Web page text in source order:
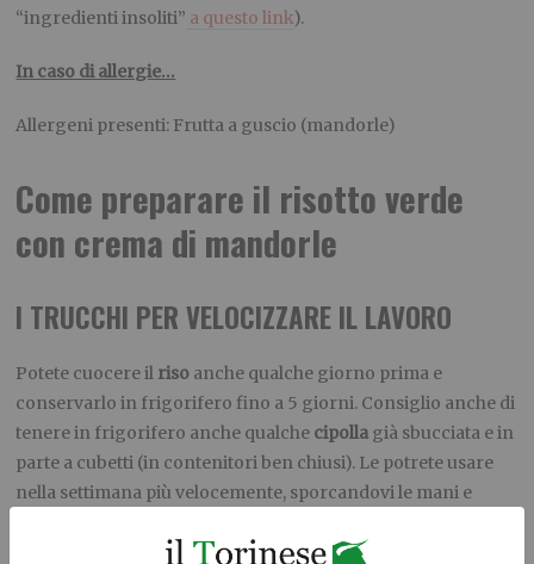
“ingredienti insoliti” a questo link).
In caso di allergie…
Allergeni presenti: Frutta a guscio (mandorle)
Come preparare il risotto verde
con crema di mandorle
I TRUCCHI PER VELOCIZZARE IL LAVORO
Potete cuocere il riso anche qualche giorno prima e
conservarlo in frigorifero fino a 5 giorni. Consiglio anche di
tenere in frigorifero anche qualche cipolla già sbucciata e in
parte a cubetti (in contenitori ben chiusi). Le potrete usare
nella settimana più velocemente, sporcandovi le mani e
prima, non fatelo più di 24-48 h prima.